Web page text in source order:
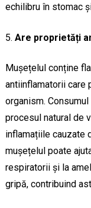
echilibru în stomac
Are proprietăți
Mușețelul conține
antiinflamatorii care
organism.
procesul natural de
inflamațiile cauzate
mușețelul poate
respiratorii și la
gripă, contribuind